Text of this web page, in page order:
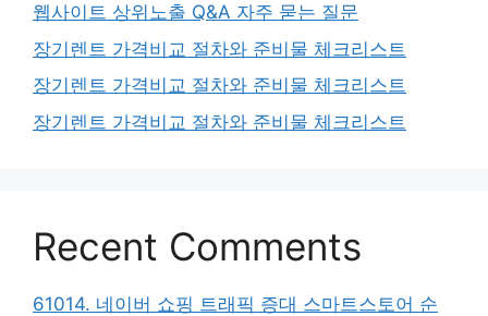
웹사이트 상위노출 Q&A 자주 묻는 질문
장기렌트 가격비교 절차와 준비물 체크리스트
장기렌트 가격비교 절차와 준비물 체크리스트
장기렌트 가격비교 절차와 준비물 체크리스트
Recent Comments
61014. 네이버 쇼핑 트래픽 증대 스마트스토어 순